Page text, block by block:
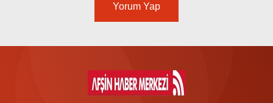
Yorum Yap